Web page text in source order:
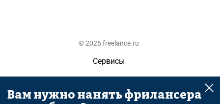
© 2026 freelance.ru
Сервисы
Помощь
Поиск
Вам нужно нанять фрилансера